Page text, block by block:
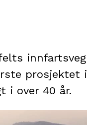
innfartsveg
prosjektet i
i over 40 år.